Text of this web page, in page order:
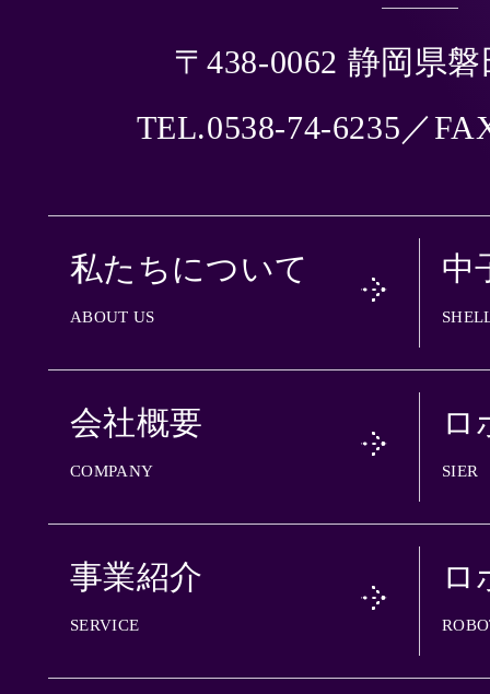
〒438-0062 静岡県
TEL.0538-74-6235／
私たちについて
ABOUT US
会社概要
COMPANY
事業紹介
SERVICE
中
ロ
SIER
ロ